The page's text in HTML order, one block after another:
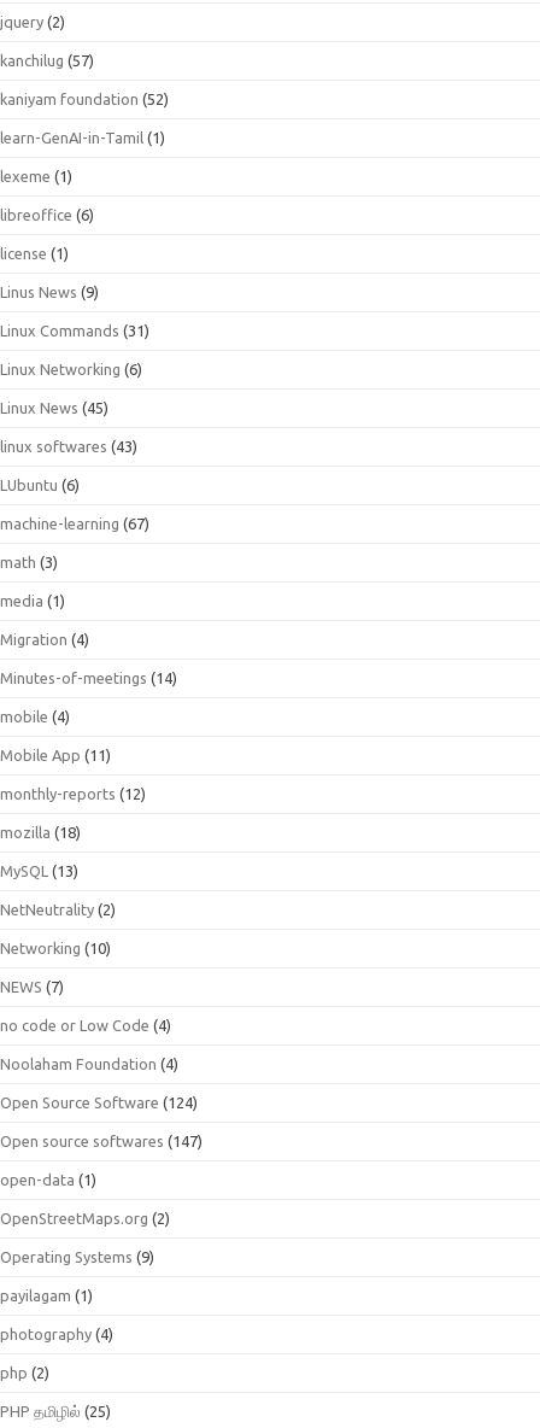
jquery (2)
kanchilug (57)
kaniyam foundation (52)
learn-GenAI-in-Tamil (1)
lexeme (1)
libreoffice (6)
license (1)
Linus News (9)
Linux Commands (31)
Linux Networking (6)
Linux News (45)
linux softwares (43)
LUbuntu (6)
machine-learning (67)
math (3)
media (1)
Migration (4)
Minutes-of-meetings (14)
mobile (4)
Mobile App (11)
monthly-reports (12)
mozilla (18)
MySQL (13)
NetNeutrality (2)
Networking (10)
NEWS (7)
no code or Low Code (4)
Noolaham Foundation (4)
Open Source Software (124)
Open source softwares (147)
open-data (1)
OpenStreetMaps.org (2)
Operating Systems (9)
payilagam (1)
photography (4)
php (2)
PHP தமிழில் (25)